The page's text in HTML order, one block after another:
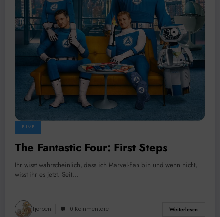
FILME
The Fantastic Four: First Steps
Ihr wisst wahrscheinlich, dass ich Marvel-Fan bin und wenn nicht,
wisst ihr es jetzt. Seit…
Tjorben 0 Kommentare Weiterlesen